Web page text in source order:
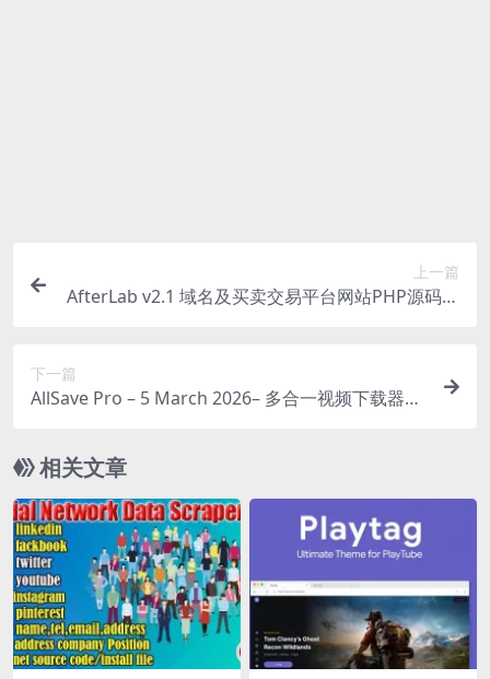
上一篇
AfterLab v2.1 域名及买卖交易平台网站PHP源码下
下一篇
AllSave Pro – 5 March 2026– 多合一视频下载器AP
相关文章